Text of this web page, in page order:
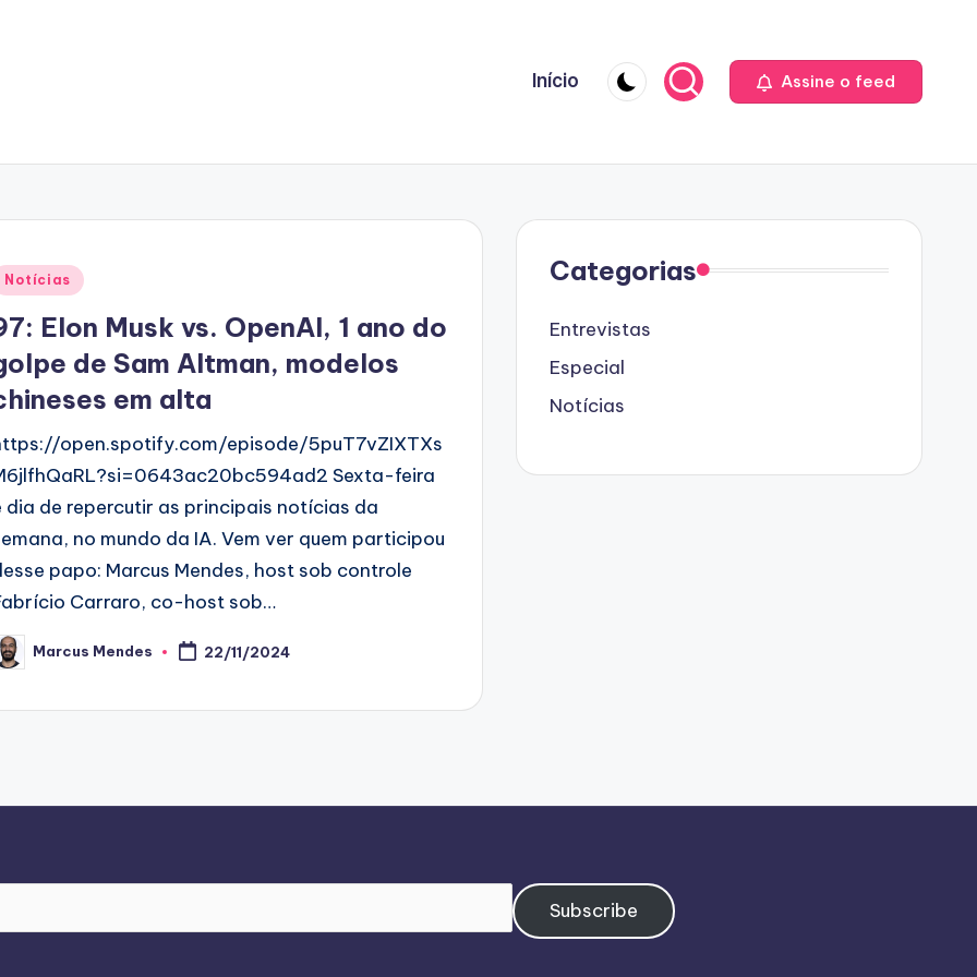
Início Assine o feed
Notícias
Elon Musk vs. OpenAI, 1 ano do
de Sam Altman, modelos
em alta
open.spotify.com/episode/5puT7vZIXTXs
Sexta-feira
dia de repercutir as principais notícias da
no mundo da IA. Vem ver quem participou
papo: Marcus Mendes, host sob controle
Carraro, co-host sob…
Marcus Mendes 22/11/2024
Categorias
Entrevistas
Especial
Notícias
Subscribe